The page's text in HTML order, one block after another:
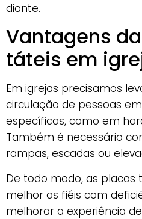
diante.
Vantagens
táteis em
Em igrejas precisamos
circulação de pessoas
específicos, como em
Também é necessário
rampas, escadas ou
De todo modo, as placas
melhor os fiéis com
melhorar a experiência